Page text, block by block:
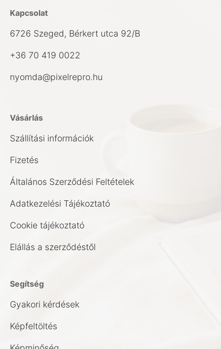
Kapcsolat
6726 Szeged, Bérkert utca 92/B
+36 70 419 0022
nyomda@pixelrepro.hu
Vásárlás
Szállítási információk
Fizetés
Általános Szerződési Feltételek
Adatkezelési Tájékoztató
Cookie tájékoztató
Elállás a szerződéstől
Segítség
Gyakori kérdések
Képfeltöltés